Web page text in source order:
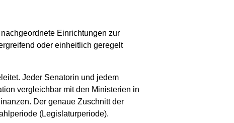
Einrichtungen zur
oder einheitlich geregelt
Jeder Senatorin und jedem
vergleichbar mit den Ministerien in
Der genaue Zuschnitt der
(Legislaturperiode).